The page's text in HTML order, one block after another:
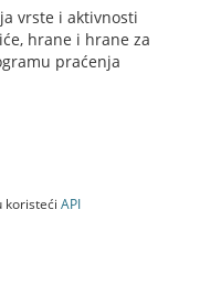
vrste i aktivnosti
hrane i hrane za
praćenja
koristeći API